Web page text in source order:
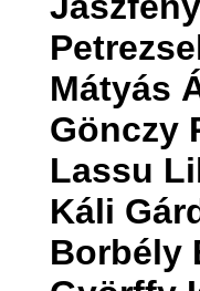
Mátyás
Gönczy
Lassu
Káli
Borbély